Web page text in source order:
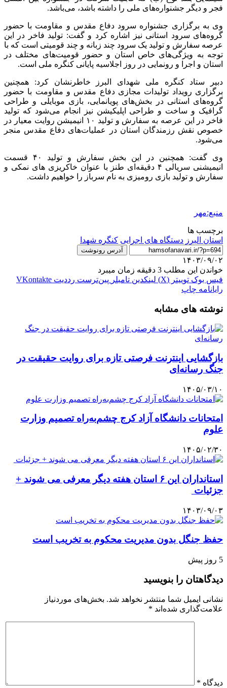
فجر و دیگر جشنواره‌های ملی را داشته باشد، می‌باشد.
وی به برگزاری جشنواره سرود دفاع مقدس و مقاومت با حضور
گروه‌های سرود استانی نیز اشاره کرد و گفت: تولید فاخر در این
عرصه سفارش و تولید یک سرود چند زبانه و چند قومیتی است که با
توجه به ویژگی‌های خاص استان و حضور قومیت‌های مختلف در
استان و اجرا و رونمایی در روز اجلاسیه پایانی کنگره ملی است.
دبیر ستاد کنگره ملی شهدای البرز خاطرنشان کرد: همچنین
برگزاری رویداد تولیدات مجازی دفاع مقدس و مقاومت با حضور
گروه‌های استانی در بخش‌های پویانمایی، بازی موبایلی و طراحی
گرافیک و ساخت و طراحی اپلیکیشن نیز انجام می‌شود که تولید
فاخر در این عرصه به سفارش و تولید ۱۰ انیمیشن روایت معیار در
خصوص نقش رزمندگان استان در عملیات‌های دفاع مقدس منجر
می‌شود.
وی گفت: همچنین در این بخش سفارش و تولید ۴۰ قسمت
انیمیشنی سریالی ۴ دقیقه‌ای طنز با عنوان خاکریزی های نمکی و
سفارش و تولید بازی رومیزی به نام سرباز را خواهیم داشت.
منبع:مهر
برچسب ها
استان البرز دستگاه های اجرایی کنگره شهدا
آدرس رونوشت
۱۴۰۳/۰۹/۰۲
خواندن این مطلب 3 دقیقه زمان میبرد
فیس بوک توییتر (X) لینکدین ‫تامبلر ‫پین‌ترست ‫رددیت ‫VKontakte
رایانامه چاپ
نوشته های مشابه
بازگشایی اینترنت فرصتی تازه برای روایت حقیقت در
جنگ رسانه‌ای
۱۴۰۵/۰۳/۱۰
امتحانات دانشگاه آزاد کرج چشم‌به‌راه تصمیم وزارت
علوم
۱۴۰۵/۰۲/۳۰
استانداران این ۶ استان هفته دیگر معرفی می شوند +
جزئیات
۱۴۰۳/۰۹/۰۳
حفظ جنگل‌ بدون مدیریت محکوم به تخریب است
5 روز پیش
دیدگاهتان را بنویسید
نشانی ایمیل شما منتشر نخواهد شد. بخش‌های موردنیاز
علامت‌گذاری شده‌اند *
دیدگاه *